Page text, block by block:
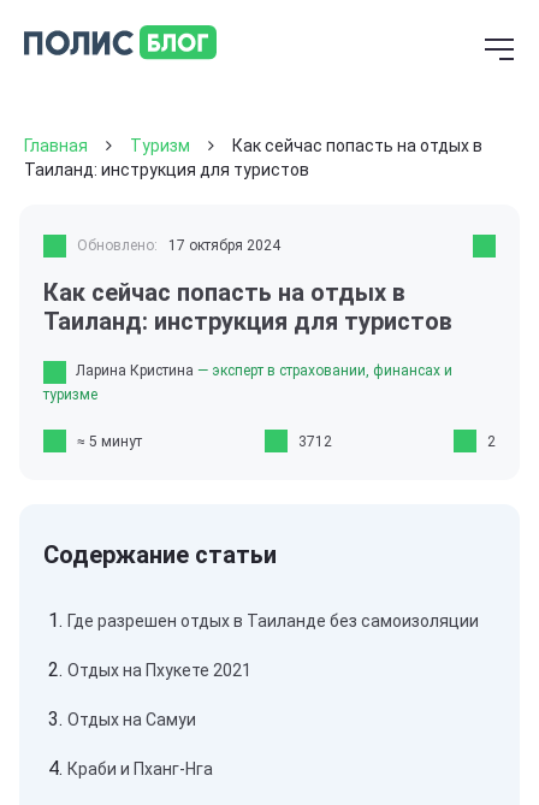
Главная Туризм
Как сейчас попасть на отдых в
Таиланд: инструкция для туристов
Обновлено: 17 октября 2024
Как сейчас попасть на отдых в
Таиланд: инструкция для туристов
Ларина Кристина — эксперт в страховании, финансах и
туризме
≈ 5 минут 3712 2
Где разрешен отдых в Таиланде без самоизоляции
Отдых на Пхукете 2021
Отдых на Самуи
Краби и Пханг-Нга